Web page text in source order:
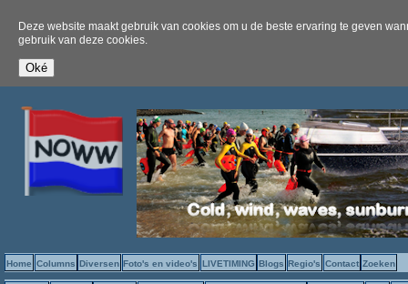
Deze website maakt gebruik van cookies om u de beste ervaring te geven
gebruik van deze cookies.
Home Columns Diversen Foto's en video's LIVETIMING Blogs Regio's Contact Zoeken